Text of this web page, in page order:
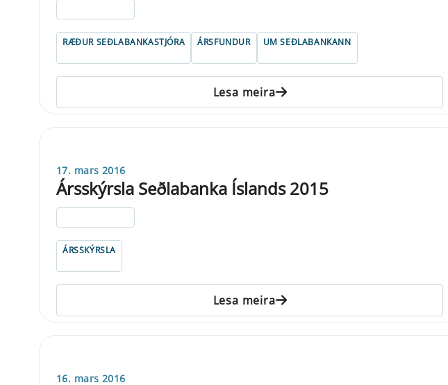
RÆÐUR SEÐLABANKASTJÓRA ÁRSFUNDUR UM SEÐLABANKANN
Lesa meira
17. mars 2016
Ársskýrsla Seðlabanka Íslands 2015
ÁRSSKÝRSLA
Lesa meira
16. mars 2016